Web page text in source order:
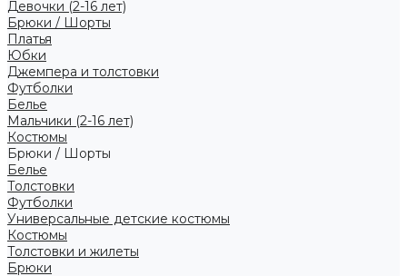
Девочки (2-16 лет)
Брюки / Шорты
Платья
Юбки
Джемпера и толстовки
Футболки
Белье
Мальчики (2-16 лет)
Костюмы
Брюки / Шорты
Белье
Толстовки
Футболки
Универсальные детские костюмы
Костюмы
Толстовки и жилеты
Брюки